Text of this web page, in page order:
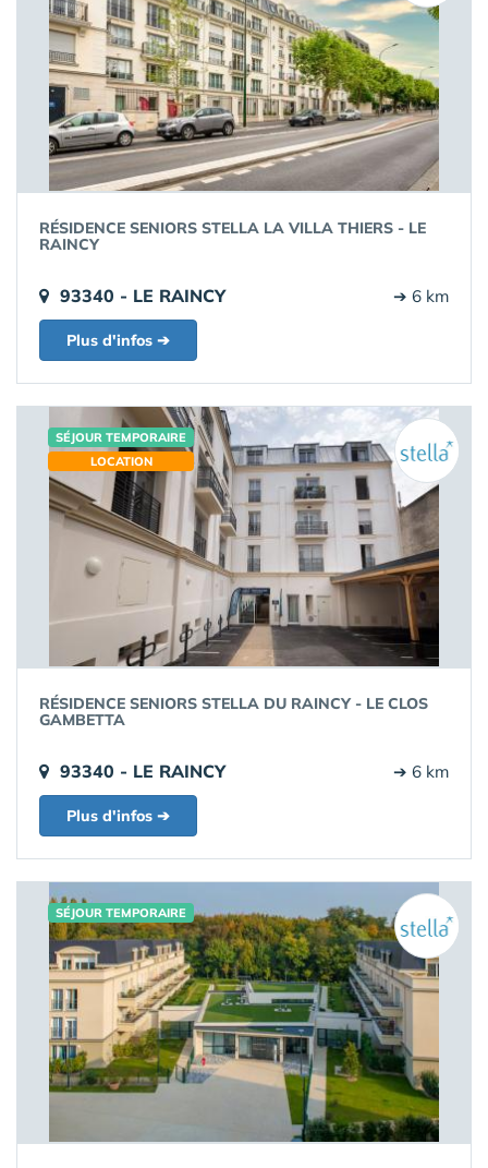
RÉSIDENCE SENIORS STELLA LA VILLA THIERS - LE
RAINCY
93340 - LE RAINCY ➔ 6 km
Plus d'infos ➔
SÉJOUR TEMPORAIRE
LOCATION
RÉSIDENCE SENIORS STELLA DU RAINCY - LE CLOS
GAMBETTA
93340 - LE RAINCY ➔ 6 km
Plus d'infos ➔
SÉJOUR TEMPORAIRE